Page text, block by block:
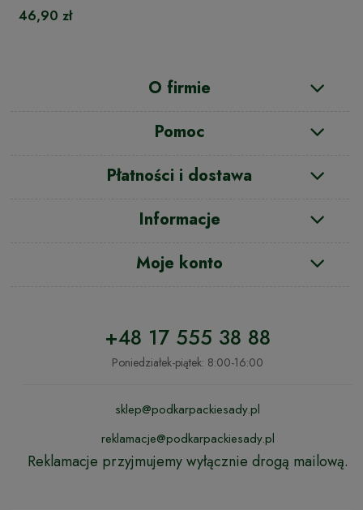
46,90 zł
O firmie
Pomoc
Płatności i dostawa
Informacje
Moje konto
+48 17 555 38 88
Poniedziałek-piątek: 8:00-16:00
sklep@podkarpackiesady.pl
reklamacje@podkarpackiesady.pl
Reklamacje przyjmujemy wyłącznie drogą mailową.